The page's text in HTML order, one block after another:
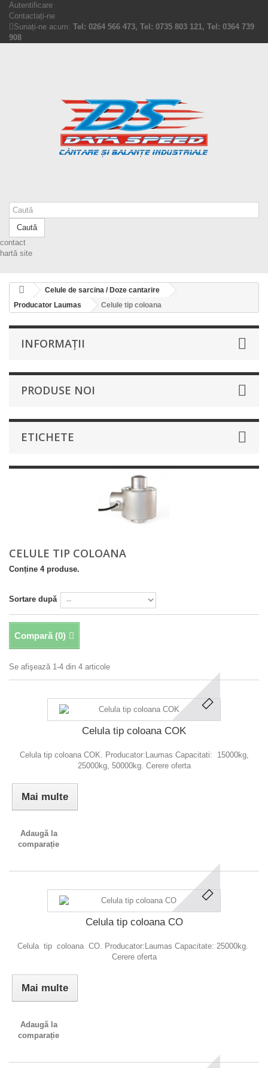
Autentificare
Contactați-ne
Sunați-ne acum: Tel: 0264 566 473, Tel: 0735 803 121, Tel: 0364 739
908
Caută
contact
hartă site
Celule de sarcina / Doze cantarire
Producator Laumas
Celule tip coloana
INFORMAŢII
PRODUSE NOI
ETICHETE
CELULE TIP COLOANA
Conține 4 produse.
Sortare după
Compară (0)
Se afişează 1-4 din 4 articole
Celula tip coloana COK
Celula tip coloana COK. Producator:Laumas Capacitati: 15000kg,
25000kg, 50000kg. Cerere oferta
Mai multe
Adaugă la
comparație
Celula tip coloana CO
Celula tip coloana CO. Producator:Laumas Capacitate: 25000kg.
Cerere oferta
Mai multe
Adaugă la
comparație